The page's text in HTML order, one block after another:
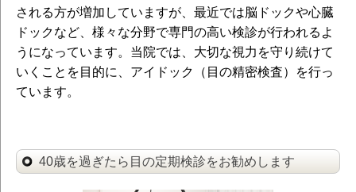
される方が増加していますが、最近では脳ドックや心臓
ドックなど、様々な分野で専門の高い検診が行われるよ
うになっています。当院では、大切な視力を守り続けて
いくことを目的に、アイドック（目の精密検査）を行っ
ています。
40歳を過ぎたら目の定期検診をお勧めします